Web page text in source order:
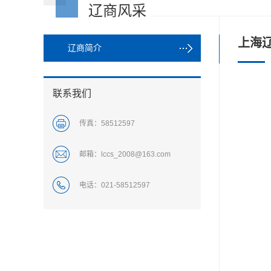
辽商风采
辽商简介
联系我们
传真： 58512597
邮箱： lccs_2008@163.com
电话： 021-58512597
上海